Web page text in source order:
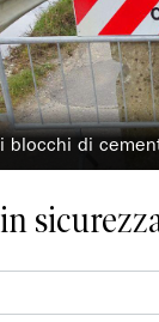
blocchi di